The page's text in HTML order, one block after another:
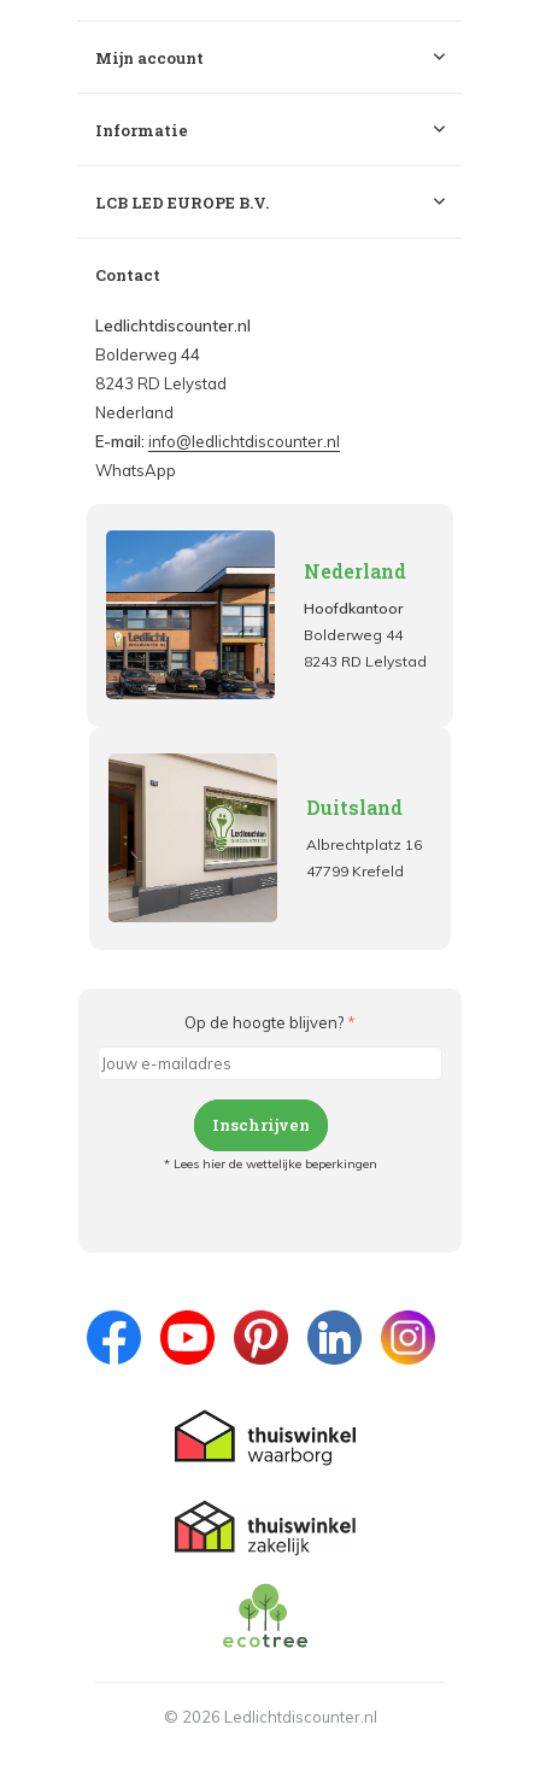
Mijn account
Informatie
LCB LED EUROPE B.V.
Contact
Ledlichtdiscounter.nl
Bolderweg 44
8243 RD Lelystad
Nederland
E-mail: info@ledlichtdiscounter.nl
WhatsApp
Nederland
Hoofdkantoor
Bolderweg 44
8243 RD Lelystad
Duitsland
Albrechtplatz 16
47799 Krefeld
Op de hoogte blijven? *
Inschrijven
* Lees hier de wettelijke beperkingen
© 2026 Ledlichtdiscounter.nl